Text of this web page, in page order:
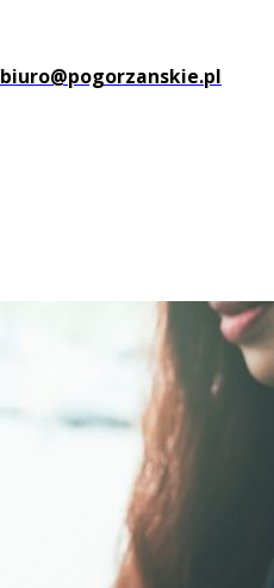
biuro@pogorzanskie.pl